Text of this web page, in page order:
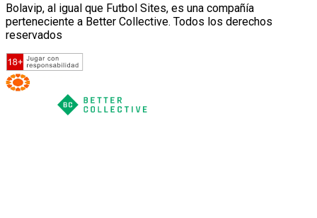
Bolavip, al igual que Futbol Sites, es una compañía
perteneciente a Better Collective. Todos los derechos
reservados